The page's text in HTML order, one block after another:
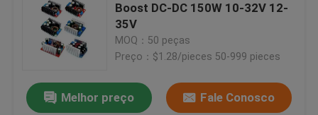
Boost DC-DC 150W 10-32V 12-
35V
MOQ：50 peças
Preço：$1.28/pieces 50-999 pieces
Melhor preço Fale Conosco